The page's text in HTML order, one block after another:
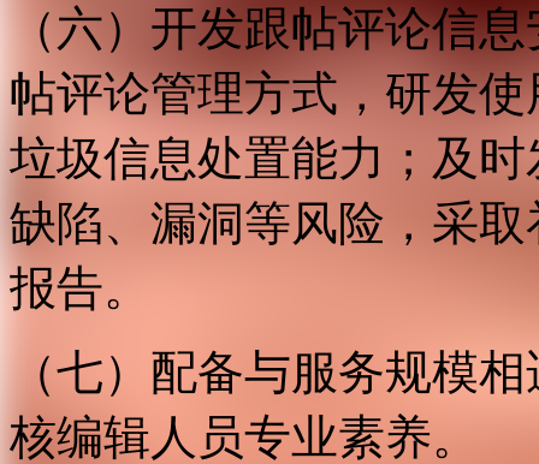
（六）开发跟帖评论信
帖评论管理方式，研发
垃圾信息处置能力；及
缺陷、漏洞等风险，采
报告。
（七）配备与服务规模
核编辑人员专业素养。